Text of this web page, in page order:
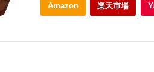
Amazon 楽天市場